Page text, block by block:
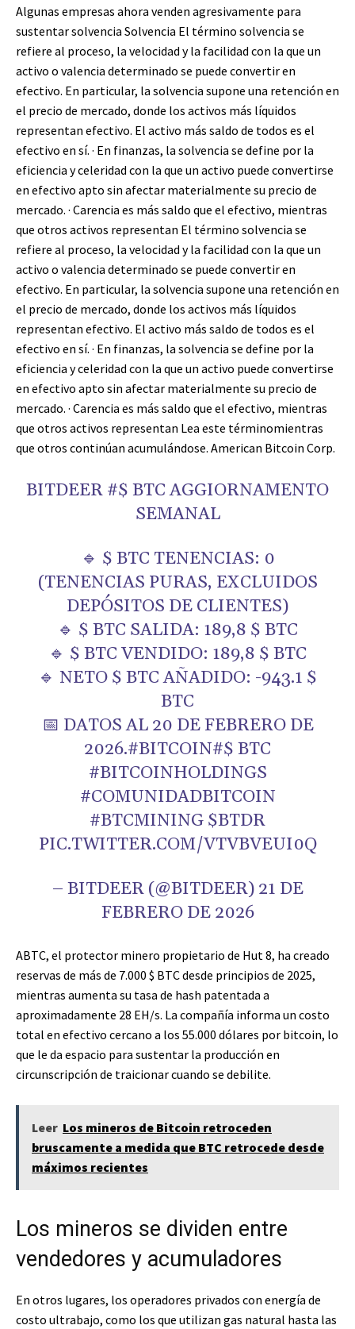
Algunas empresas ahora venden agresivamente para
sustentarsolvencia Solvencia El término solvencia se
refiere al proceso, la velocidad y la facilidad con la que un
activo o valencia determinado se puede convertir en
efectivo. En particular, la solvencia supone una retención en
el precio de mercado, donde los activos más líquidos
representan efectivo. El activo más saldo de todos es el
efectivo en sí. · En finanzas, la solvencia se define por la
eficiencia y celeridad con la que un activo puede convertirse
en efectivo apto sin afectar materialmente su precio de
mercado. · Carencia es más saldo que el efectivo, mientras
que otros activos representan El término solvencia se
refiere al proceso, la velocidad y la facilidad con la que un
activo o valencia determinado se puede convertir en
efectivo. En particular, la solvencia supone una retención en
el precio de mercado, donde los activos más líquidos
representan efectivo. El activo más saldo de todos es el
efectivo en sí. · En finanzas, la solvencia se define por la
eficiencia y celeridad con la que un activo puede convertirse
en efectivo apto sin afectar materialmente su precio de
mercado. · Carencia es más saldo que el efectivo, mientras
que otros activos representan Lea este términomientras
que otros continúan acumulándose. American Bitcoin Corp.
BITDEER #$ BTCAGGIORNAMENTO
SEMANAL
🔹 $ BTC TENENCIAS: 0
(TENENCIAS PURAS, EXCLUIDOS
DEPÓSITOS DE CLIENTES)
🔹 $ BTC SALIDA: 189,8 $ BTC
🔹 $ BTC VENDIDO: 189,8 $ BTC
🔹 NETO $ BTCAÑADIDO: -943.1 $
BTC
📅 DATOS AL 20 DE FEBRERO DE
2026.#BITCOIN#$ BTC
#BITCOINHOLDINGS
#COMUNIDADBITCOIN
#BTCMINING $BTDR
PIC.TWITTER.COM/VTVBVEUI0Q
– BITDEER (@BITDEER) 21 DE
FEBRERO DE 2026
ABTC, el protector minero propietario de Hut 8, ha creado
reservas de más de 7.000 $ BTCdesde principios de 2025,
mientras aumenta su tasa de hash patentada a
aproximadamente 28 EH/s. La compañía informa un costo
total en efectivo cercano a los 55.000 dólares por bitcoin, lo
que le da espacio para sustentar la producción en
circunscripción de traicionar cuando se debilite.
Leer Los mineros de Bitcoin retroceden
bruscamente a medida que BTC retrocede desde
máximos recientes
Los mineros se dividen entre
vendedores y acumuladores
En otros lugares, los operadores privados con energía de
costo ultrabajo, como los que utilizan gas natural hasta las